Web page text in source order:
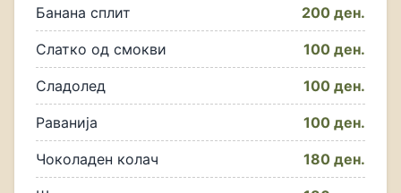
Банана сплит 200 ден.
Слатко од смокви 100 ден.
Сладолед 100 ден.
Раванија 100 ден.
Чоколаден колач 180 ден.